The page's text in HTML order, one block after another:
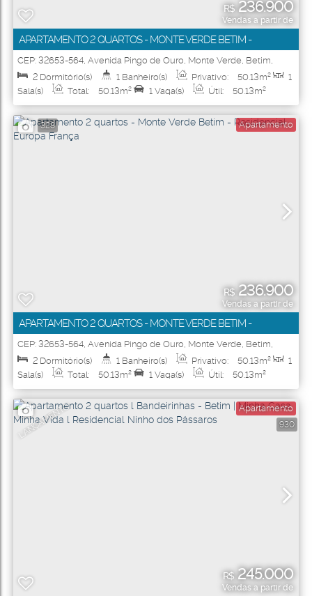
R$236.900
Vendas a partir de
APARTAMENTO 2 QUARTOS - MONTE VERDE BETIM -
RESIDENCIAL EUROPA ESPANHA
CEP: 32653-564, Avenida Pingo de Ouro, Monte Verde, Betim,
Minas Gerais
Brasil
2 Dormitório(s) 1 Banheiro(s) Privativo: 50.13m²
1
Sala(s)
Total: 50.13m² 1 Vaga(s) Útil: 50.13m²
328 Apartamento
R$236.900
Vendas a partir de
APARTAMENTO 2 QUARTOS - MONTE VERDE BETIM -
RESIDENCIAL EUROPA FRANÇA
CEP: 32653-564, Avenida Pingo de Ouro, Monte Verde, Betim,
Minas Gerais
Brasil
2 Dormitório(s) 1 Banheiro(s) Privativo: 50.13m²
1
Sala(s)
Total: 50.13m² 1 Vaga(s) Útil: 50.13m²
LANÇAMENTO 930
Apartamento
R$245.000
Vendas a partir de